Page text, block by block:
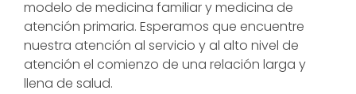
modelo de medicina familiar y medicina de
atención primaria. Esperamos que encuentre
nuestra atención al servicio y al alto nivel de
atención el comienzo de una relación larga y
llena de salud.